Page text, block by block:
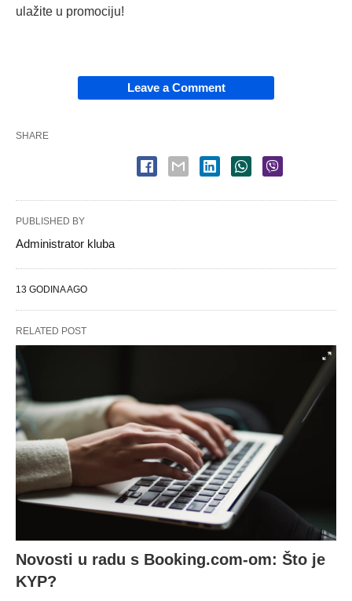
ulažite u promociju!
Leave a Comment
SHARE
PUBLISHED BY
Administrator kluba
13 GODINA AGO
RELATED POST
Novosti u radu s Booking.com-om: Što je
KYP?